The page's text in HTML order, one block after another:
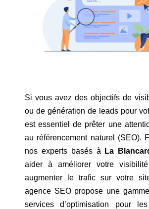
Si vous avez des objectifs de
ou de génération de leads pour
est essentiel de prêter une
au référencement naturel (SEO).
nos experts basés à
La
aider à améliorer votre
augmenter le trafic sur votre
agence SEO propose une
services d’optimisation pour